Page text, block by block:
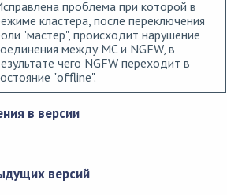
проблема при которой в
кластера, после переключения
"мастер", происходит нарушение
между MC и NGFW, в
чего NGFW переходит в
"оffline".
в версии
версий